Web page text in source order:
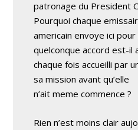
patronage du President
Pourquoi chaque
americain envoye ici
quelconque accord est-il
chaque fois accueilli par
sa mission avant qu’elle
n’ait meme commence ?
Rien n’est moins clair